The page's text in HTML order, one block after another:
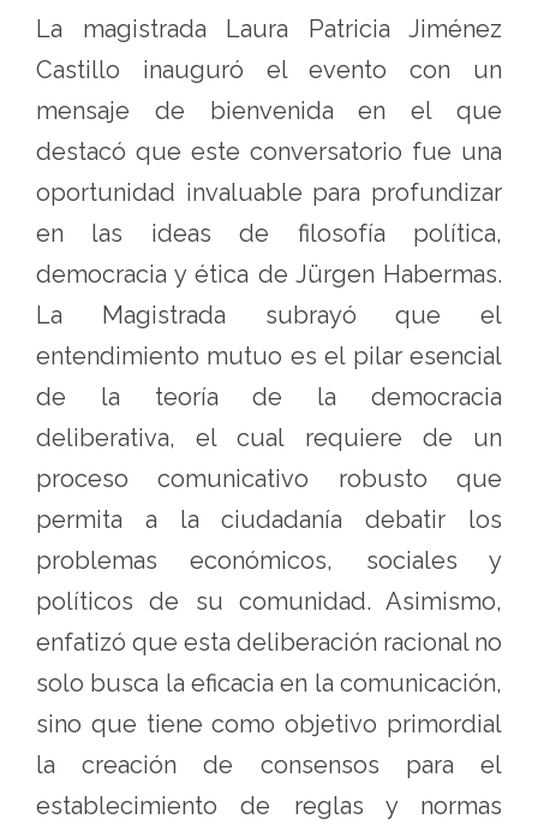
La magistrada Laura Patricia Jiménez
Castillo inauguró el evento con un
mensaje de bienvenida en el que
destacó que este conversatorio fue una
oportunidad invaluable para profundizar
en las ideas de filosofía política,
democracia y ética de Jürgen Habermas.
La Magistrada subrayó que el
entendimiento mutuo es el pilar esencial
de la teoría de la democracia
deliberativa, el cual requiere de un
proceso comunicativo robusto que
permita a la ciudadanía debatir los
problemas económicos, sociales y
políticos de su comunidad. Asimismo,
enfatizó que esta deliberación racional no
solo busca la eficacia en la comunicación,
sino que tiene como objetivo primordial
la creación de consensos para el
establecimiento de reglas y normas